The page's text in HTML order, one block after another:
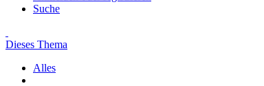
Suche
Dieses Thema
Alles